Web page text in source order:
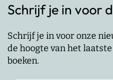
Schrijf je in voor
Schrijf je in voor onze
de hoogte van het
boeken.